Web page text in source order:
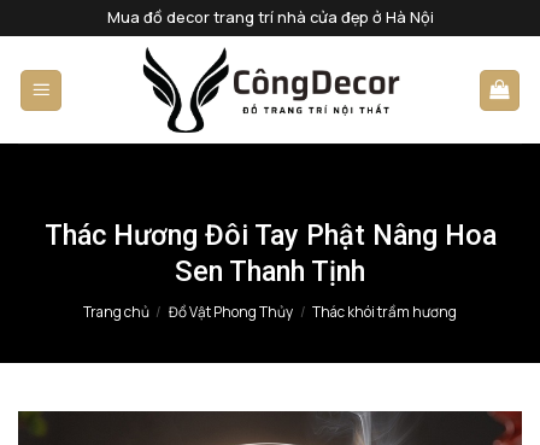
qua
nội
dung
Mua đồ decor trang trí nhà cửa đẹp ở Hà Nội
Thác Hương Đôi Tay Phật Nâng Hoa
Sen Thanh Tịnh
Trang chủ / Đồ Vật Phong Thủy / Thác khói trầm hương